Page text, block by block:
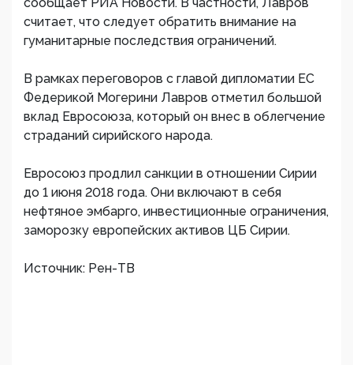
считает, что следует обратить внимание на
гуманитарные последствия ограничений.
В рамках переговоров с главой дипломатии ЕС
Федерикой Могерини Лавров отметил большой
вклад Евросоюза, который он внес в облегчение
страданий сирийского народа.
Евросоюз продлил санкции в отношении Сирии
до 1 июня 2018 года. Они включают в себя
нефтяное эмбарго, инвестиционные ограничения,
заморозку европейских активов ЦБ Сирии.
Источник: Рен-ТВ